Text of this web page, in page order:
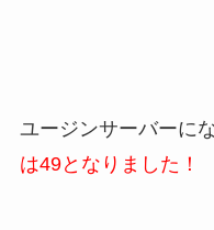
ユージンサーバーに
は49となりました！